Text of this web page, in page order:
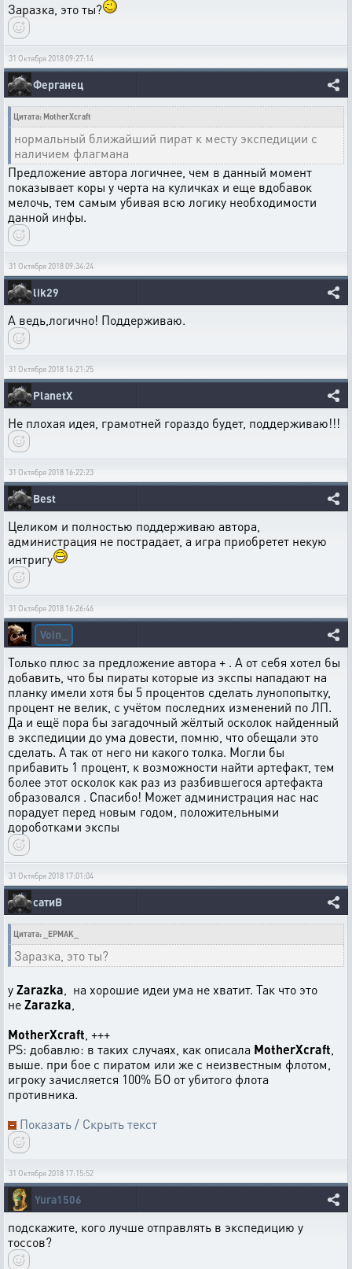
Заразка, это ты?
31 Октября 2018 09:27:14
Ферганец
Цитата: MotherXcraft
нормальный ближайший пират к месту экспедиции с
наличием флагмана
Предложение автора логичнее, чем в данный момент
показывает коры у черта на куличках и еще вдобавок
мелочь, тем самым убивая всю логику необходимости
данной инфы.
31 Октября 2018 09:34:24
lik29
А ведь,логично! Поддерживаю.
31 Октября 2018 16:21:25
PlanetX
Не плохая идея, грамотней гораздо будет, поддерживаю!!!
31 Октября 2018 16:22:23
Best
Целиком и полностью поддерживаю автора,
администрация не пострадает, а игра приобретет некую
интригу
31 Октября 2018 16:26:46
Voin_
Только плюс за предложение автора + . А от себя хотел бы
добавить, что бы пираты которые из экспы нападают на
планку имели хотя бы 5 процентов сделать лунопопытку,
процент не велик, с учётом последних изменений по ЛП.
Да и ещё пора бы загадочный жёлтый осколок найденный
в экспедиции до ума довести, помню, что обещали это
сделать. А так от него ни какого толка. Могли бы
прибавить 1 процент, к возможности найти артефакт, тем
более этот осколок как раз из разбившегося артефакта
образовался . Спасибо! Может администрация нас нас
порадует перед новым годом, положительными
дороботками экспы
31 Октября 2018 17:01:04
сатиВ
Цитата: _EPMAK_
Заразка, это ты?
уZarazka , на хорошие идеи ума не хватит. Так что это
неZarazka
MotherXcraft , +++
PS: добавлю: в таких случаях, как описала MotherXcraft
выше. при бое с пиратом или же с неизвестным флотом,
игроку зачисляется 100% БО от убитого флота
противника.
Показать / Скрыть текст
31 Октября 2018 17:15:52
Yura1506
подскажите, кого лучше отправлять в экспедицию у
тоссов?